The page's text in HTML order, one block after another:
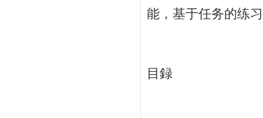
能，基于任务的练
目録